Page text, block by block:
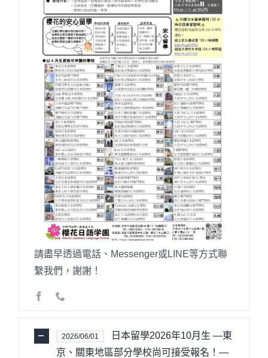
請盡早透過電話、Messenger或LINE等方式聯
繫我們，謝謝！
2026/06/01
日本留學2026年10月生 —東
京、關東地區部分學校尚可接受報名！—